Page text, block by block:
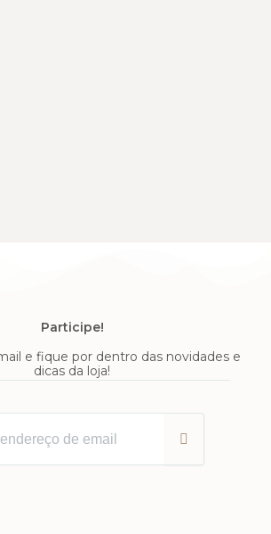
Participe!
e fique por dentro das novidades e
dicas da loja!